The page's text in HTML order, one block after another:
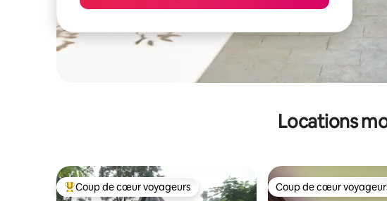
Locations
Coups de cœur voyageurs les plus appréciés
Coup de cœur voyageurs Coup de cœur
Coup de cœur